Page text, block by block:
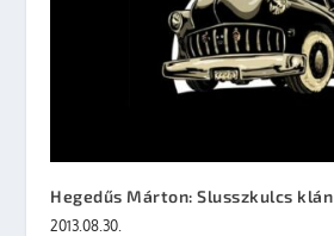
Hegedűs Márton: Slusszkulcs klán
2013.08.30.